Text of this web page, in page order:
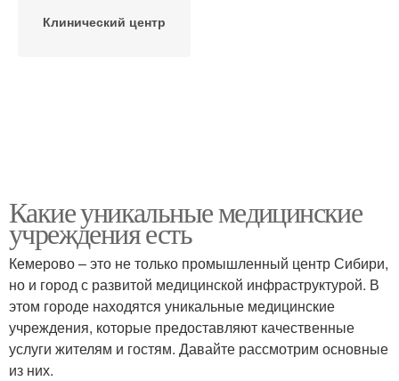
Клинический центр
Какие уникальные медицинские
учреждения есть
Кемерово – это не только промышленный центр Сибири,
но и город с развитой медицинской инфраструктурой. В
этом городе находятся уникальные медицинские
учреждения, которые предоставляют качественные
услуги жителям и гостям. Давайте рассмотрим основные
из них.